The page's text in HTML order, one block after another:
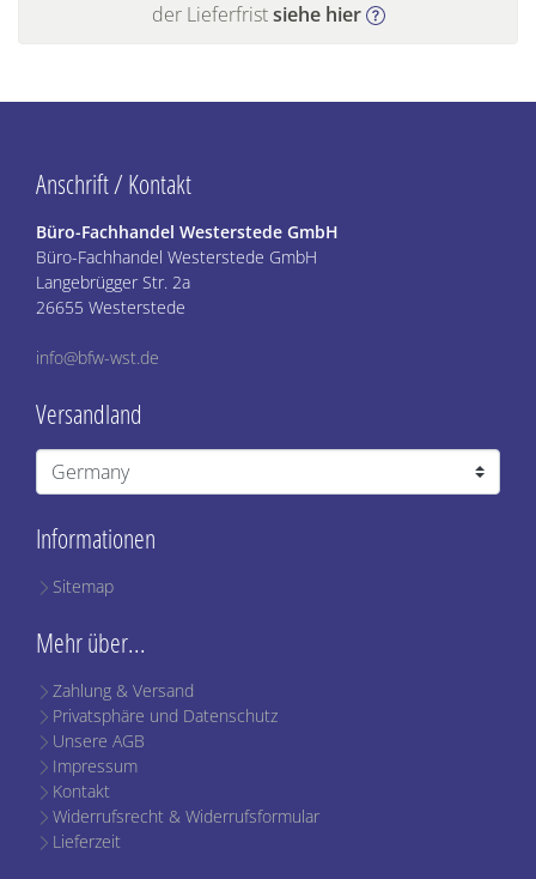
der Lieferfristsiehe hier
Informationen
Sitemap
Mehr über...
Zahlung & Versand
Privatsphäre und Datenschutz
Unsere AGB
Impressum
Kontakt
Widerrufsrecht & Widerrufsformular
Lieferzeit
Anschrift / Kontakt
Büro-Fachhandel Westerstede GmbH
Büro-Fachhandel Westerstede GmbH
Langebrügger Str. 2a
26655 Westerstede
info@bfw-wst.de
Versandland